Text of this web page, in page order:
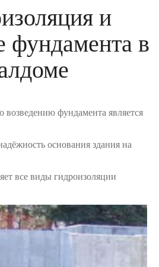
и
фундамента в
возведению фундамента является
основания здания на
все виды гидроизоляции